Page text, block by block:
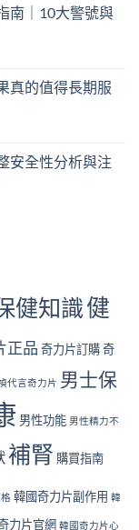
南｜10大警號與
真的值得長期服
安全性分析與注
健知識健
正品 奇力片訂購奇
代言奇力片 男士保
男性功能 男性精力不
補腎 購買指南
韓國奇力片副作用 韓
力片官網 韓國奇力片心